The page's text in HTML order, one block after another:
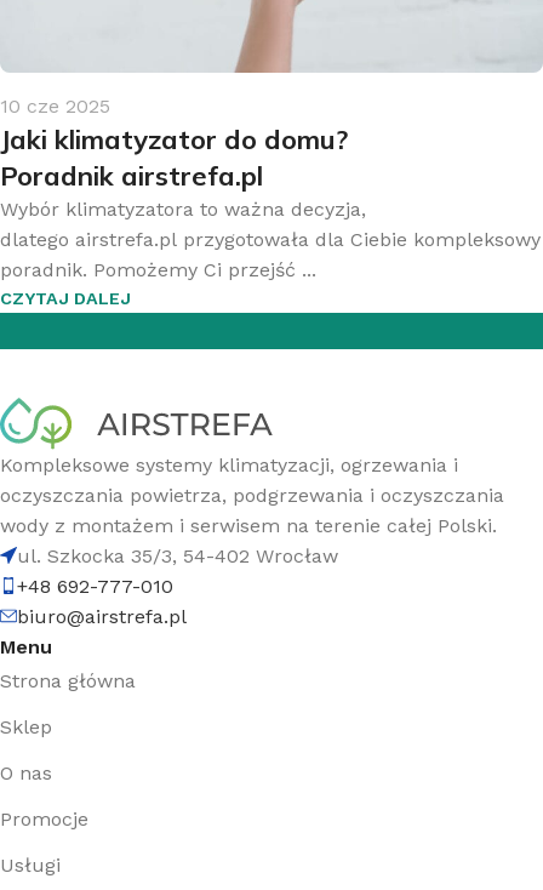
10 cze 2025
Jaki klimatyzator do domu?
Poradnik airstrefa.pl
Wybór klimatyzatora to ważna decyzja,
dlatego airstrefa.pl przygotowała dla Ciebie kompleksowy
poradnik. Pomożemy Ci przejść ...
CZYTAJ DALEJ
Kompleksowe systemy klimatyzacji, ogrzewania i
oczyszczania powietrza, podgrzewania i oczyszczania
wody z montażem i serwisem na terenie całej Polski.
ul. Szkocka 35/3, 54-402 Wrocław
+48 692-777-010
biuro@airstrefa.pl
Menu
Strona główna
Sklep
O nas
Promocje
Usługi